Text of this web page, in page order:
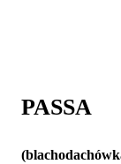
PASSA